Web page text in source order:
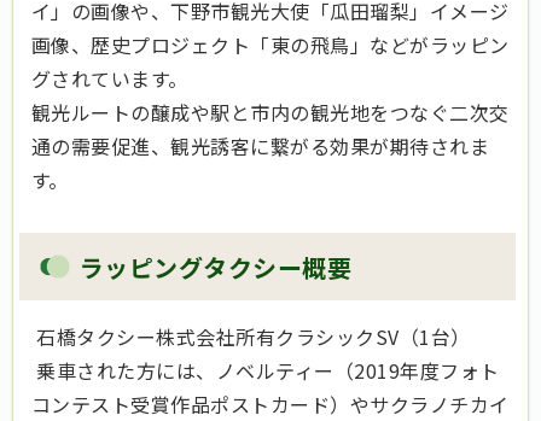
イ」の画像や、下野市観光大使「瓜田瑠梨」イメージ
画像、歴史プロジェクト「東の飛鳥」などがラッピン
グされています。
観光ルートの醸成や駅と市内の観光地をつなぐ二次交
通の需要促進、観光誘客に繋がる効果が期待されま
す。
ラッピングタクシー概要
石橋タクシー株式会社所有クラシックSV（1台）
乗車された方には、ノベルティー（2019年度フォト
コンテスト受賞作品ポストカード）やサクラノチカイ